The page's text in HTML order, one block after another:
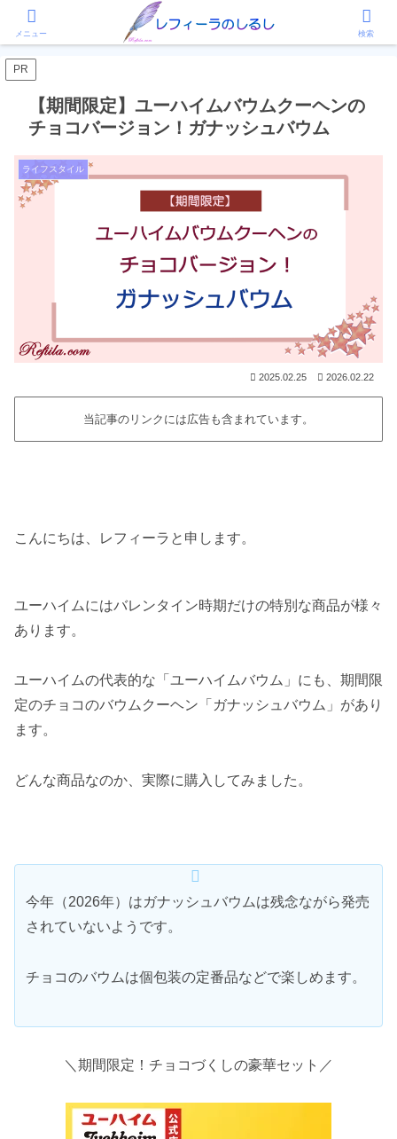
ライフスタイル
PR
【期間限定】ユーハイムバウムクーヘンの
チョコバージョン！ガナッシュバウム
ライフスタイル
2025.02.25 2026.02.22
当記事のリンクには広告も含まれています。
こんにちは、レフィーラと申します。
ユーハイムにはバレンタイン時期だけの特別な商品が様々
あります。
ユーハイムの代表的な「ユーハイムバウム」にも、期間限
定のチョコのバウムクーヘン「ガナッシュバウム」があり
ます。
どんな商品なのか、実際に購入してみました。
今年（2026年）はガナッシュバウムは残念ながら発売
されていないようです。
チョコのバウムは個包装の定番品などで楽しめます。
＼期間限定！チョコづくしの豪華セット／
メニュー 検索